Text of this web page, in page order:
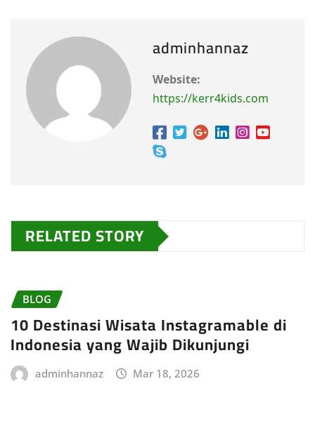
adminhannaz
Website:
https://kerr4kids.com
RELATED STORY
BLOG
10 Destinasi Wisata Instagramable di
Indonesia yang Wajib Dikunjungi
adminhannaz Mar 18, 2026